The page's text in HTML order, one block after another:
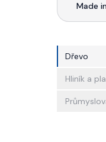
Made
Dřevo
Hliník a